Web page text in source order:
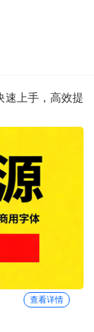
速上手，高效提
查看详情